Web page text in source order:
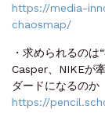
https://media-
chaosmap/
・求められるの
Casper、NIKEが
ダードになるのか
https://